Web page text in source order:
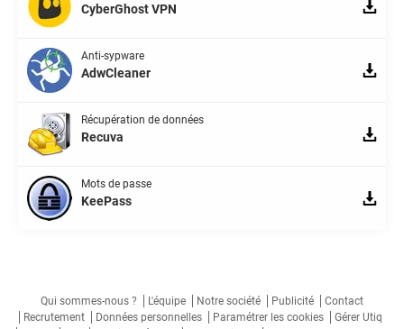
CyberGhost VPN
Anti-sypware
AdwCleaner
Récupération de données
Recuva
Mots de passe
KeePass
Qui sommes-nous ? L'équipe Notre société Publicité
Contact
Recrutement
Données personnelles Paramétrer les cookies
Gérer Utiq